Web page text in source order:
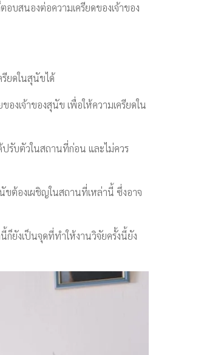
บสนองต่อความเครียดของเจ้าของ
ยดในสุนัขได้
เจ้าของสุนัข เพื่อให้ความเครียดใน
รับตัวในสถานที่ก่อน และไม่ควร
ขต้องเผชิญในสถานที่เหล่านี้ ซึ่งอาจ
ก็ยังเป็นจุดที่ทำให้งานวิจัยครั้งนี้ยัง